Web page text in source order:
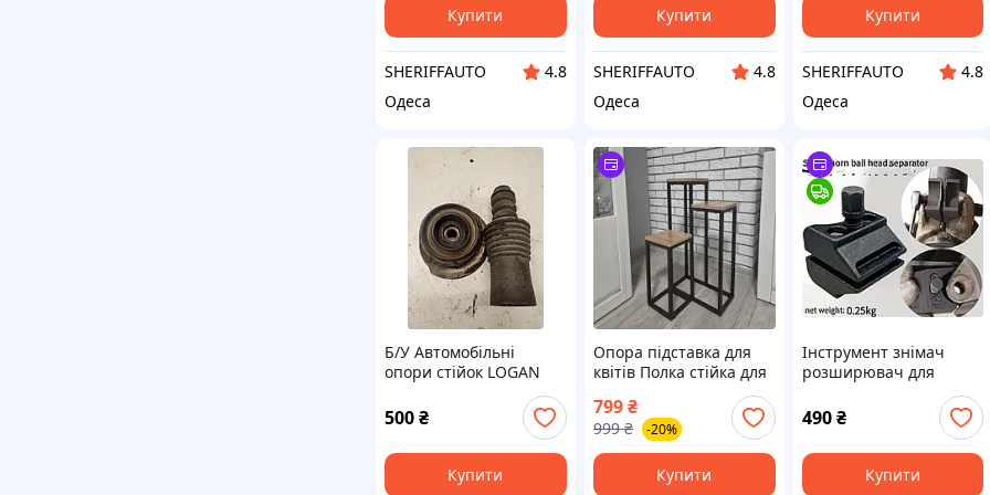
Купити
SHERIFFAUTO
4.8
Одеса
Купити
SHERIFFAUTO
4.8
Одеса
Купити
SHERIFFAUTO
4.8
Одеса
Б/У Автомобільні
опори стійок LOGAN
8200275528
500₴
Купити
Опора підставка для
квітів Полка стійка для
рослин 67х35 см стиль
лофт
799₴
999 ₴ -20%
Купити
Інструмент знімач
розширювач для
частини автомобіля,
амортизатори, стійки
шарові опори
490 ₴
Купити